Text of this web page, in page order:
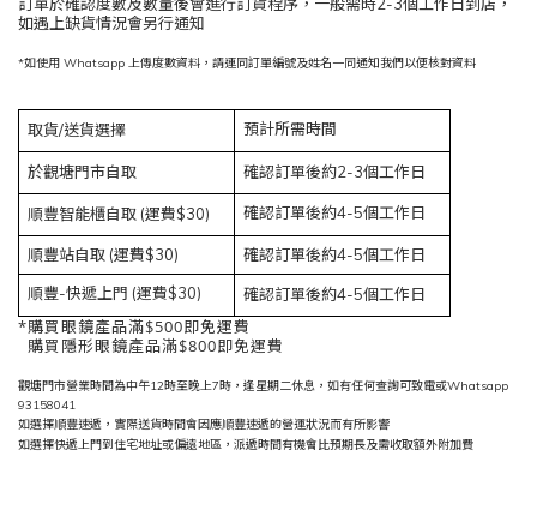
如遇上缺貨情況會另行通知
*如使用 Whatsapp 上傳度數資料，請連同訂單編號及姓名一同通知我們以便核對資料
取貨/送貨選擇 預計所需時間
於觀塘門市自取 確認訂單後約2-3個工作日
順豐智能櫃自取 (運費$30) 確認訂單後約4-5個工作日
順豐站自取 (運費$30)
確認訂單後約4-5個工作日
順豐-快遞上門 (運費$30)
確認訂單後約4-5個工作日
*購買眼鏡產品滿$500即免運費
購買隱形眼鏡產品滿$800即免運費
觀塘門市營業時間為中午12時至晚上7時，逢星期二休息，如有任何查詢可致電或Whatsapp
93158041
如選擇順豐速遞，實際送貨時間會因應順豐速遞的營運狀況而有所影響
如選擇快遞上門到住宅地址或偏遠地區，派遞時間有機會比預期長及需收取額外附加費